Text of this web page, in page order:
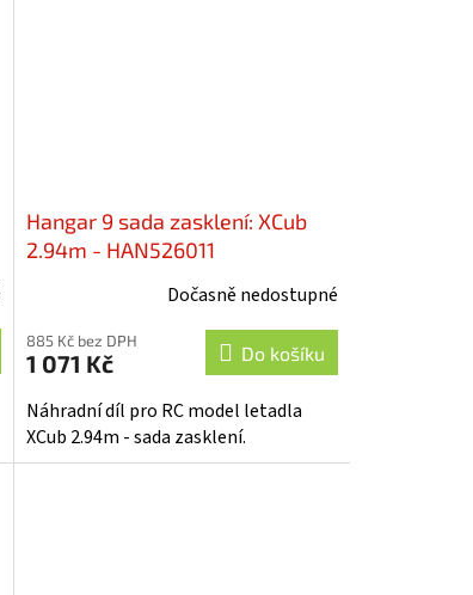
Hangar 9 sada zasklení: XCub
2.94m - HAN526011
Dočasně nedostupné
885 Kč bez DPH
1 071 Kč Do košíku
Náhradní díl pro RC model letadla
XCub 2.94m - sada zasklení.